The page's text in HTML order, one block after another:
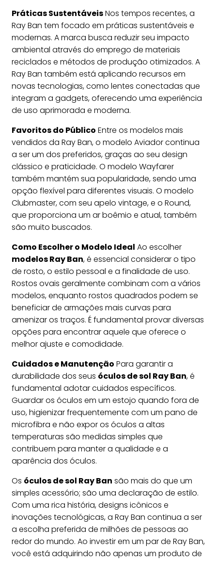
Práticas SustentáveisNos tempos recentes, a
Ray Ban tem focado em práticas sustentáveis e
modernas. A marca busca reduzir seu impacto
ambiental através do emprego de materiais
reciclados e métodos de produção otimizados. A
Ray Ban também está aplicando recursos em
novas tecnologias, como lentes conectadas que
integram a gadgets, oferecendo uma experiência
de uso aprimorada e moderna.
Favoritos do Público Entre os modelos mais
vendidos da Ray Ban, o modelo Aviador continua
a ser um dos preferidos, graças ao seu design
clássico e praticidade. O modelo Wayfarer
também mantém sua popularidade, sendo uma
opção flexível para diferentes visuais. O modelo
Clubmaster, com seu apelo vintage, e o Round,
que proporciona um ar boêmio e atual, também
são muito buscados.
Como Escolher o Modelo Ideal Ao escolher
modelos Ray Ban, é essencial considerar o tipo
de rosto, o estilo pessoal e a finalidade de uso.
Rostos ovais geralmente combinam com a vários
modelos, enquanto rostos quadrados podem se
beneficiar de armações mais curvas para
amenizar os traços. É fundamental provar diversas
opções para encontrar aquele que oferece o
melhor ajuste e comodidade.
Cuidados e Manutenção Para garantir a
durabilidade dos seus óculos de sol Ray Ban, é
fundamental adotar cuidados específicos.
Guardar os óculos em um estojo quando fora de
uso, higienizar frequentemente com um pano de
microfibra e não expor os óculos a altas
temperaturas são medidas simples que
contribuem para manter a qualidade e a
aparência dos óculos.
Os óculos de sol Ray Ban são mais do que um
simples acessório; são uma declaração de estilo.
Com uma rica história, designs icônicos e
inovações tecnológicas, a Ray Ban continua a ser
a escolha preferida de milhões de pessoas ao
redor do mundo. Ao investir em um par de Ray Ban,
você está adquirindo não apenas um produto de